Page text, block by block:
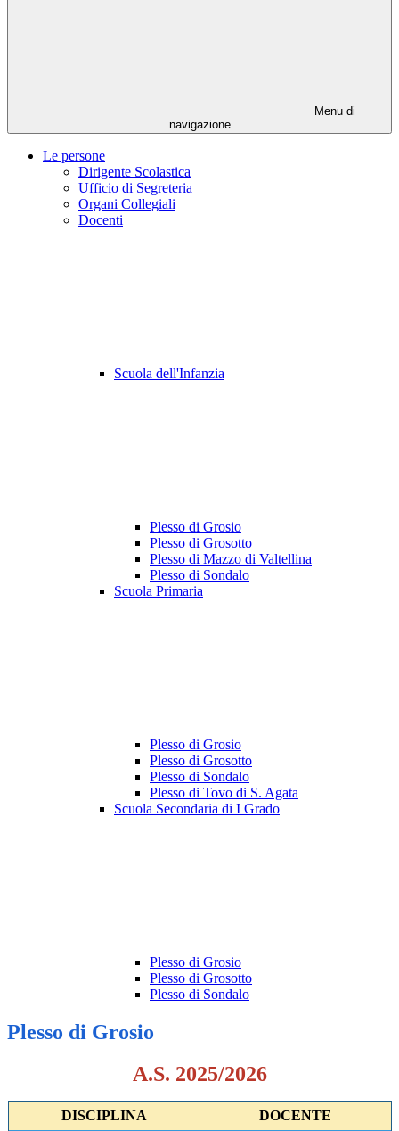
Menu di
navigazione
Le persone
Dirigente Scolastica
Ufficio di Segreteria
Organi Collegiali
Docenti
Scuola dell'Infanzia
Plesso di Grosio
Plesso di Grosotto
Plesso di Mazzo di Valtellina
Plesso di Sondalo
Scuola Primaria
Plesso di Grosio
Plesso di Grosotto
Plesso di Sondalo
Plesso di Tovo di S. Agata
Scuola Secondaria di I Grado
Plesso di Grosio
Plesso di Grosotto
Plesso di Sondalo
Plesso di Grosio
A.S. 2025/2026
DISCIPLINA DOCENTE